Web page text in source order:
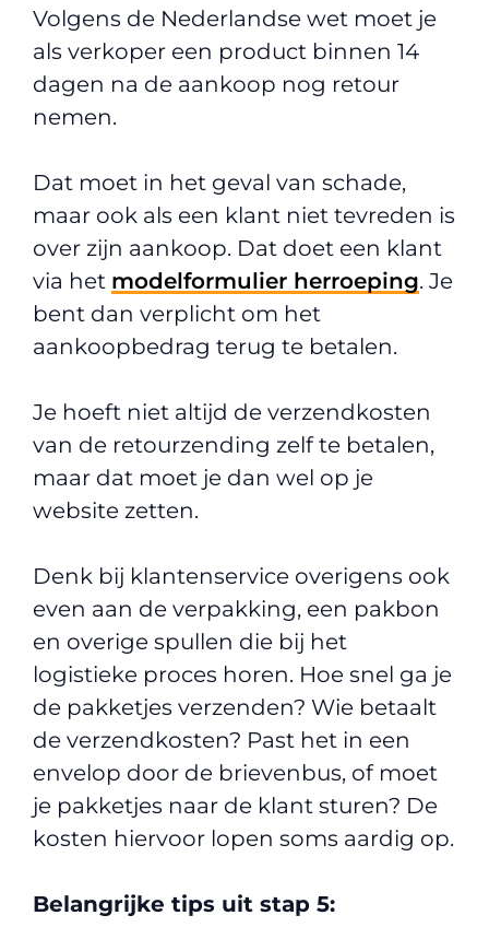
Volgens de Nederlandse wet moet je
als verkoper een product binnen 14
dagen na de aankoop nog retour
nemen.
Dat moet in het geval van schade,
maar ook als een klant niet tevreden is
over zijn aankoop. Dat doet een klant
via het modelformulier herroeping. Je
bent dan verplicht om het
aankoopbedrag terug te betalen.
Je hoeft niet altijd de verzendkosten
van de retourzending zelf te betalen,
maar dat moet je dan wel op je
website zetten.
Denk bij klantenservice overigens ook
even aan de verpakking, een pakbon
en overige spullen die bij het
logistieke proces horen. Hoe snel ga je
de pakketjes verzenden? Wie betaalt
de verzendkosten? Past het in een
envelop door de brievenbus, of moet
je pakketjes naar de klant sturen? De
kosten hiervoor lopen soms aardig op.
Belangrijke tips uit stap 5: